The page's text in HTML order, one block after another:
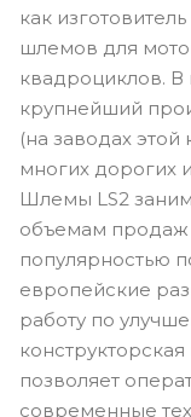
как
шлемов для
квадроциклов.
крупнейший
(на заводах
многих дорогих
Шлемы LS2
объемам продаж
популярностью
европейские
работу по
позволяет
современные